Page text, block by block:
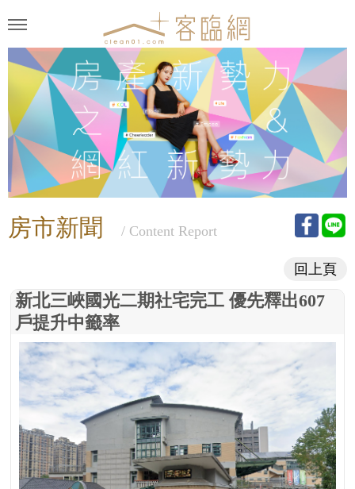
房市新聞 / Content Report
回上頁
新北三峽國光二期社宅完工 優先釋出607
戶提升中籤率